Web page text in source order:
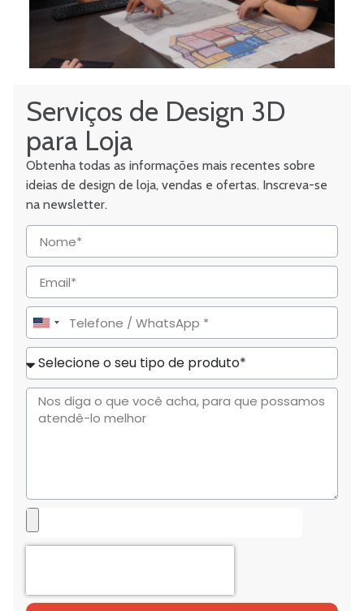
Serviços de Design 3D
para Loja
Obtenha todas as informações mais recentes sobre
ideias de design de loja, vendas e ofertas. Inscreva-se
na newsletter.
United
States
+1